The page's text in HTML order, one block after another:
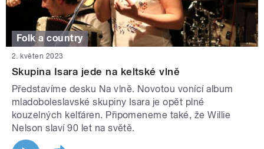
Folk a country
2. květen 2023
Skupina Isara jede na keltské vlně
Představíme desku Na vlně. Novotou vonící album
mladoboleslavské skupiny Isara je opět plné
kouzelných kelťáren. Připomeneme také, že Willie
Nelson slaví 90 let na světě.